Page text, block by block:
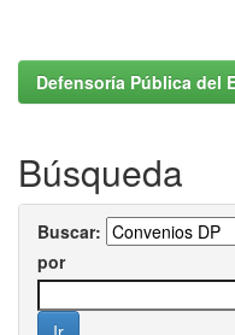
Defensoría Pública del
Búsqueda
Buscar:
por